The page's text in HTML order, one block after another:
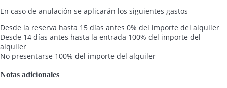
En caso de anulación se aplicarán los siguientes gastos
Desde la reserva hasta 15 días antes 0% del importe del alquiler
Desde 14 días antes hasta la entrada 100% del importe del
alquiler
No presentarse 100% del importe del alquiler
Notas adicionales